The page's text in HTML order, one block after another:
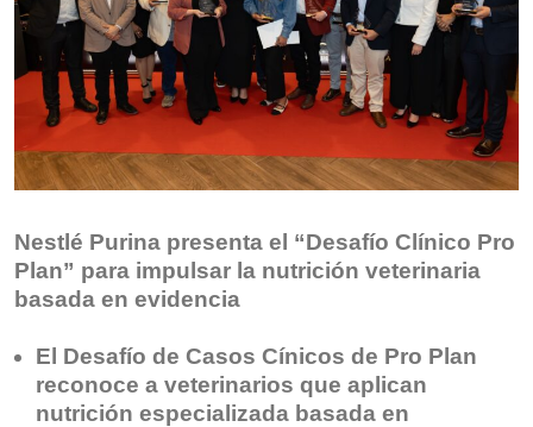
Nestlé Purina presenta el “Desafío Clínico Pro
Plan” para impulsar la nutrición veterinaria
basada en evidencia
El Desafío de Casos Cínicos de Pro Plan
reconoce a veterinarios que aplican
nutrición especializada basada en